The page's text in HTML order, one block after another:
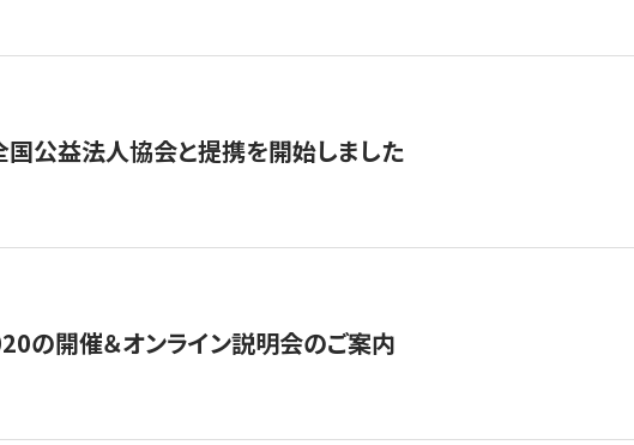
国公益法人協会と提携を開始しました
の開催＆オンライン説明会のご案内